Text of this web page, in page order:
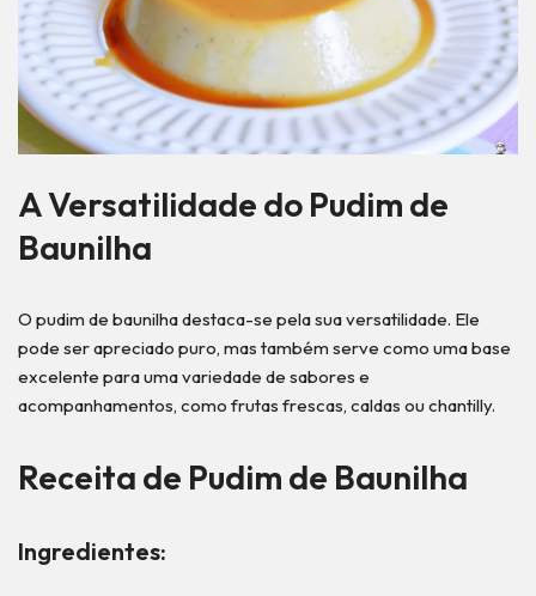
A Versatilidade do Pudim de
Baunilha
O pudim de baunilha destaca-se pela sua versatilidade. Ele
pode ser apreciado puro, mas também serve como uma base
excelente para uma variedade de sabores e
acompanhamentos, como frutas frescas, caldas ou chantilly.
Receita de Pudim de Baunilha
Ingredientes: